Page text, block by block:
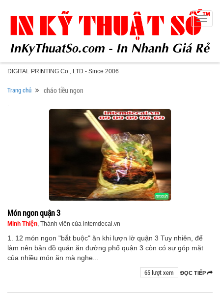
DIGITAL PRINTING Co., LTD - Since 2006
Toggle
Trang chủ cháo tiều ngon
.
Món ngon quận 3
Minh Thiện, Thành viên của intemdecal.vn
1. 12 món ngon "bắt buộc" ăn khi lượn lờ quận 3 Tuy nhiên, để
làm nên bản đồ quán ăn đường phố quận 3 còn có sự góp mặt
của nhiều món ăn mà nghe...
ĐỌC TIẾP
65 lượt xem